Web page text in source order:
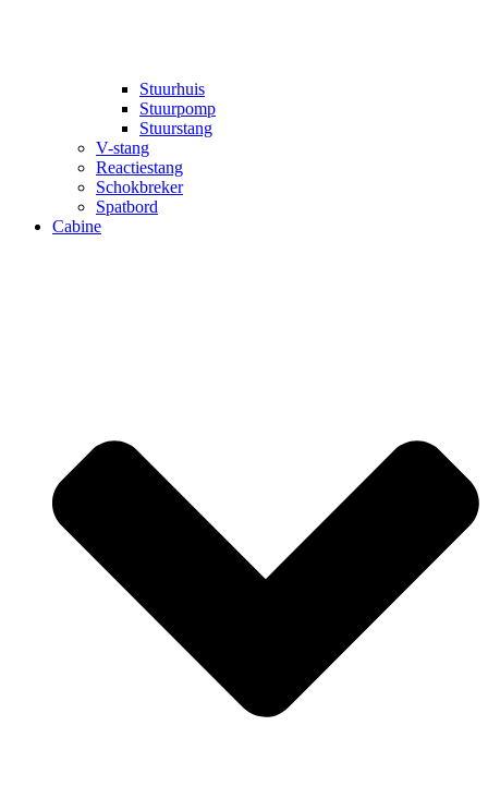
Stuurhuis
Stuurpomp
Stuurstang
V-stang
Reactiestang
Schokbreker
Spatbord
Cabine